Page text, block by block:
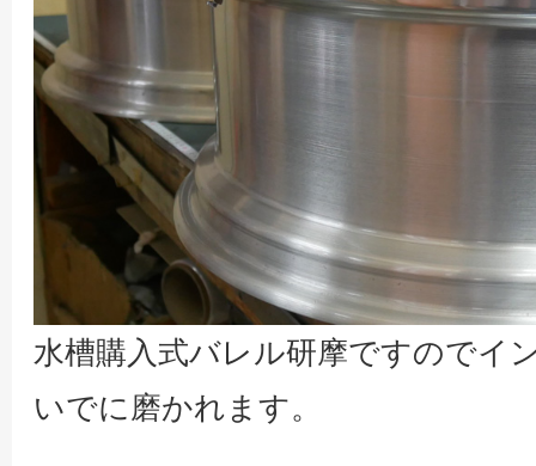
水槽購入式バレル研摩ですのでイ
いでに磨かれます。